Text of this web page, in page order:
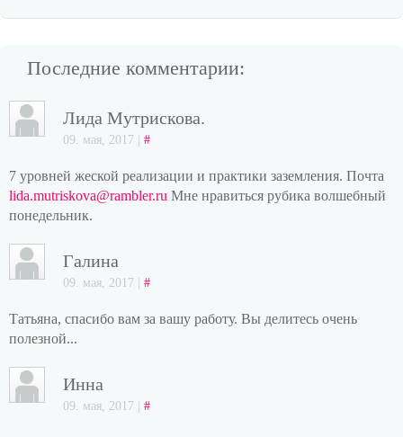
Последние комментарии:
Лида Мутрискова.
09. мая, 2017 | #
7 уровней жеской реализации и практики заземления. Почта
lida.mutriskova@rambler.ru Мне нравиться рубика волшебный
понедельник.
Галина
09. мая, 2017 | #
Татьяна, спасибо вам за вашу работу. Вы делитесь очень
полезной...
Инна
09. мая, 2017 | #